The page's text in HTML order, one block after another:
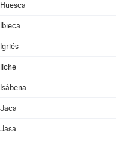
Huesca
Ibieca
Igriés
Ilche
Isábena
Jaca
Jasa